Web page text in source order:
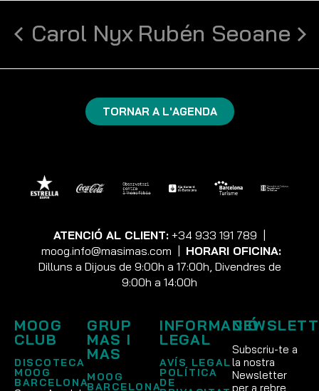
Carol Nyx Rubén Seoane
TORNAR A L'AGENDA
ATENCIÓ AL CLIENT: +34 933 191 789 |
moog.info@masimas.com | HORARI OFICINA:
Dilluns a Dijous de 9:00h a 17:00h, Divendres de
9:00h a 14:00h
MOOG
CLUB
DISCOTECA
MOOG
BARCELONA
GRUP
MAS I
MAS
MOOG
BARCELONA
INFORMACIÓ
LEGAL
AVÍS LEGAL
POLÍTICA
DE
Subscriu-te a
la nostra
Newsletter
per a rebre